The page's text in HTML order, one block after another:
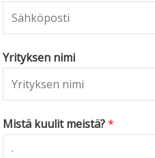
Yrityksen nimi
Mistä kuulit meistä?*